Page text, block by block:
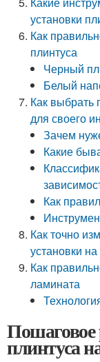
установки
Как
плинтуса
Черный
Белый
Как выбрать
для своего
Зачем
Какие
Как
Как точно
установки
Как
ламината
Пошаговое
плинтуса